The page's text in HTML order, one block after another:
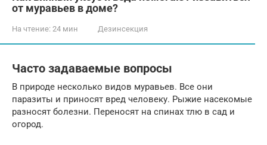
от муравьев в доме?
На чтение: 24 мин Дезинсекция
Часто задаваемые вопросы
В природе несколько видов муравьев. Все они
паразиты и приносят вред человеку. Рыжие насекомые
разносят болезни. Переносят на спинах тлю в сад и
огород.